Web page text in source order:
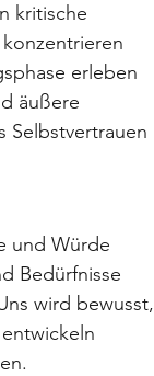
kritische
erleben
äußere
Selbstvertrauen
und Würde
Bedürfnisse
wird bewusst,